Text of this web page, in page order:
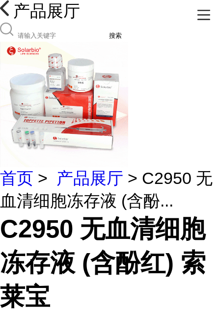
产品展厅
搜索
首页 > 产品展厅 > C2950 无
血清细胞冻存液 (含酚...
C2950 无血清细胞
冻存液 (含酚红) 索
莱宝